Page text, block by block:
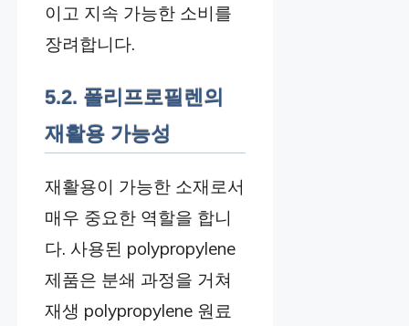
이고 지속 가능한 소비를
장려합니다.
5.2. 폴리프로필렌의
재활용 가능성
재활용이 가능한 소재로서
매우 중요한 역할을 합니
다. 사용된 polypropylene
제품은 분쇄 과정을 거쳐
재생 polypropylene 원료